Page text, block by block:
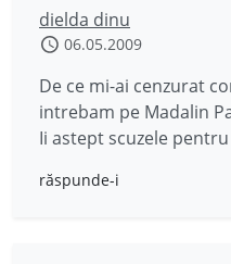
dielda dinu
06.05.2009
De ce mi-ai cenzurat
intrebam pe Madalin
Ii astept scuzele pentru
răspunde-i